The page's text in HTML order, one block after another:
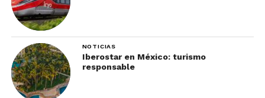
NOTICIAS
Iberostar en México: turismo
responsable